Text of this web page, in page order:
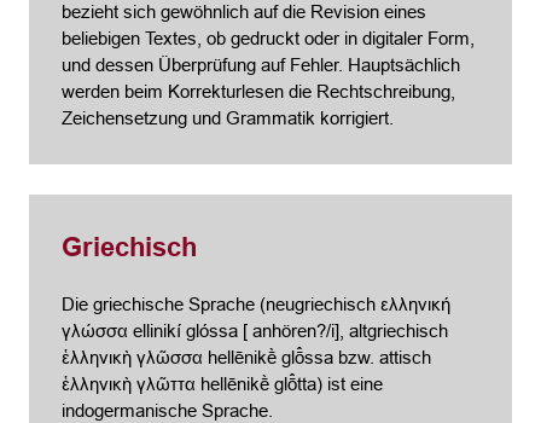
bezieht sich gewöhnlich auf die Revision eines
beliebigen Textes, ob gedruckt oder in digitaler Form,
und dessen Überprüfung auf Fehler. Hauptsächlich
werden beim Korrekturlesen die Rechtschreibung,
Zeichensetzung und Grammatik korrigiert.
Griechisch
Die griechische Sprache (neugriechisch ελληνική
γλώσσα ellinikí glóssa [ anhören?/i], altgriechisch
ἑλληνικὴ γλῶσσα hellēnikḕ glō̂ssa bzw. attisch
ἑλληνικὴ γλῶττα hellēnikḕ glō̂tta) ist eine
indogermanische Sprache.